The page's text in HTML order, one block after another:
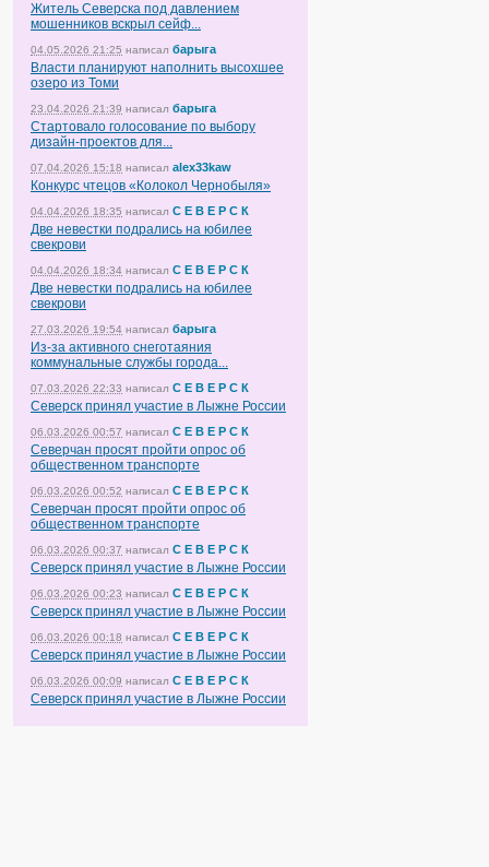
Житель Северска под давлением
мошенников вскрыл сейф...
04.05.2026 21:25 написал барыга
Власти планируют наполнить высохшее
озеро из Томи
23.04.2026 21:39 написал барыга
Стартовало голосование по выбору
дизайн-проектов для...
07.04.2026 15:18 написал alex33kaw
Конкурс чтецов «Колокол Чернобыля»
04.04.2026 18:35 написал С Е В Е Р С К
Две невестки подрались на юбилее
свекрови
04.04.2026 18:34 написал С Е В Е Р С К
Две невестки подрались на юбилее
свекрови
27.03.2026 19:54 написал барыга
Из-за активного снеготаяния
коммунальные службы города...
07.03.2026 22:33 написал С Е В Е Р С К
Северск принял участие в Лыжне России
06.03.2026 00:57 написал С Е В Е Р С К
Северчан просят пройти опрос об
общественном транспорте
06.03.2026 00:52 написал С Е В Е Р С К
Северчан просят пройти опрос об
общественном транспорте
06.03.2026 00:37 написал С Е В Е Р С К
Северск принял участие в Лыжне России
06.03.2026 00:23 написал С Е В Е Р С К
Северск принял участие в Лыжне России
06.03.2026 00:18 написал С Е В Е Р С К
Северск принял участие в Лыжне России
06.03.2026 00:09 написал С Е В Е Р С К
Северск принял участие в Лыжне России